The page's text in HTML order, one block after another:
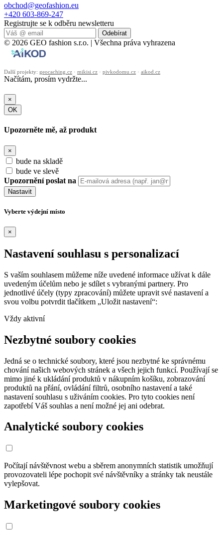
obchod@geofashion.eu
+420 603-869-247
Registrujte se k odběru newsletteru
Odebírat
© 2026 GEO fashion s.r.o. | Všechna práva vyhrazena
Další projekty: geocaching.cz · mikisi.cz · pivkodomu.cz · aikod.cz
Načítám, prosím vydržte...
×
OK
Upozorněte mě, až produkt
×
bude na skladě
bude ve slevě
Upozornění poslat na
Nastavit
Vyberte výdejní místo
×
Nastavení souhlasu s personalizací
S vaším souhlasem můžeme níže uvedené informace užívat k dále
uvedeným účelům nebo je sdílet s vybranými partnery. Pro
jednotlivé účely (typy zpracování) můžete upravit své nastavení a
svou volbu potvrdit tlačítkem „Uložit nastavení“:
Vždy aktivní
Nezbytné soubory cookies
Jedná se o technické soubory, které jsou nezbytné ke správnému
chování našich webových stránek a všech jejich funkcí. Používají se
mimo jiné k ukládání produktů v nákupním košíku, zobrazování
produktů na přání, ovládání filtrů, osobního nastavení a také
nastavení souhlasu s uživáním cookies. Pro tyto cookies není
zapotřebí Váš souhlas a není možné jej ani odebrat.
Analytické soubory cookies
Počítají návštěvnost webu a sběrem anonymních statistik umožňují
provozovateli lépe pochopit své návštěvníky a stránky tak neustále
vylepšovat.
Marketingové soubory cookies